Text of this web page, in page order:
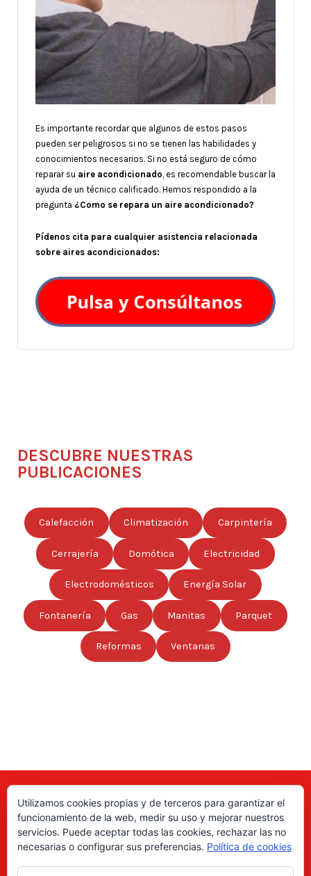
Es importante recordar que algunos de estos pasos
pueden ser peligrosos si no se tienen las habilidades y
conocimientos necesarios. Si no está seguro de cómo
reparar su aire acondicionado , es recomendable buscar la
ayuda de un técnico calificado. Hemos respondido a la
pregunta ¿Como se repara un aire acondicionado?
Pídenos cita para cualquier asistencia relacionada
sobre aires acondicionados:
DESCUBRE NUESTRAS
PUBLICACIONES
Calefacción Climatización Carpintería
Cerrajería Domótica Electricidad
Electrodomésticos Energía Solar
Fontanería Gas Manitas Parquet
Reformas Ventanas
Aquí puede encontrar las direcciones de empresas, autónomos,
fabricantes locales, asociaciones, etc; de todo el país. ¡Valore sus
productos y servicios para ayudar a los usuarios a tomar la decisión
Utilizamos cookies propias y de terceros para garantizar el
funcionamiento de la web, medir su uso y mejorar nuestros
servicios. Puede aceptar todas las cookies, rechazar las no
necesarias o configurar sus preferencias. Política de cookies